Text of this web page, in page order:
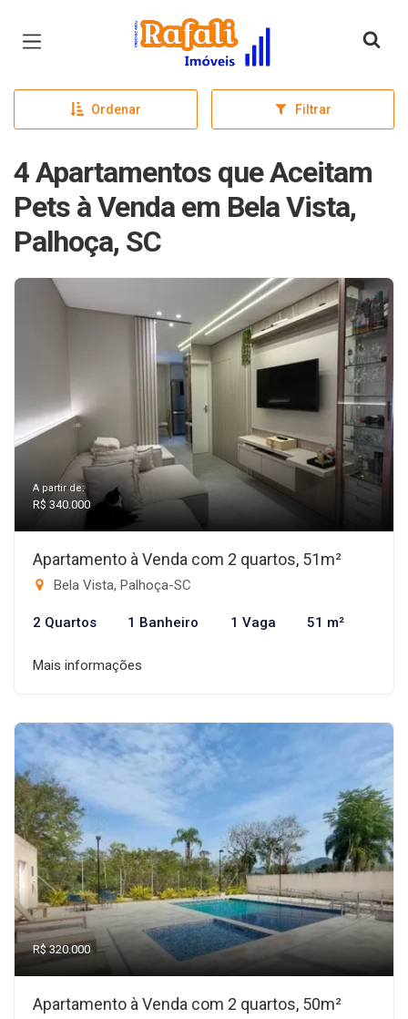
Página inicial
Ordenar Filtrar
4 Apartamentos que Aceitam
Pets à Venda em Bela Vista,
Palhoça, SC
A partir de:
R$ 340.000
Apartamento à Venda com 2 quartos, 51m²
Bela Vista, Palhoça-SC
2 Quartos 1 Banheiro 1 Vaga 51 m²
Mais informações
R$ 320.000
Apartamento à Venda com 2 quartos, 50m²